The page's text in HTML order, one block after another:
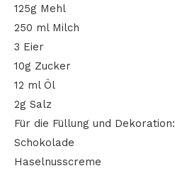
125g Mehl
250 ml Milch
3 Eier
10g Zucker
12 ml Öl
2g Salz
Für die Füllung und Dekoration:
Schokolade
Haselnusscreme